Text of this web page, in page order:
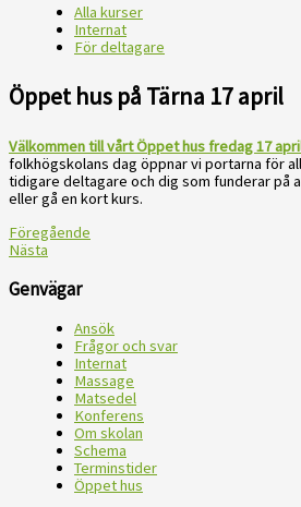
Alla kurser
Internat
För deltagare
Öppet hus på Tärna 17 april
Välkommen till vårt Öppet hus fredag 17
folkhögskolans dag öppnar vi portarna för
tidigare deltagare och dig som funderar på
eller gå en kort kurs.
Föregående
Nästa
Genvägar
Ansök
Frågor och svar
Internat
Massage
Matsedel
Konferens
Om skolan
Schema
Terminstider
Öppet hus